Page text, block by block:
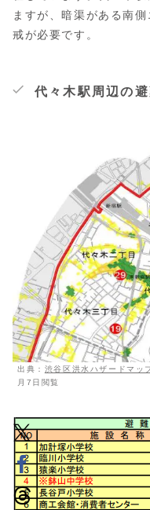
ますが、暗渠がある南
戒が必要です。
代々木駅周辺の
出典： 渋谷区洪水ハザードマッ
月7日閲覧